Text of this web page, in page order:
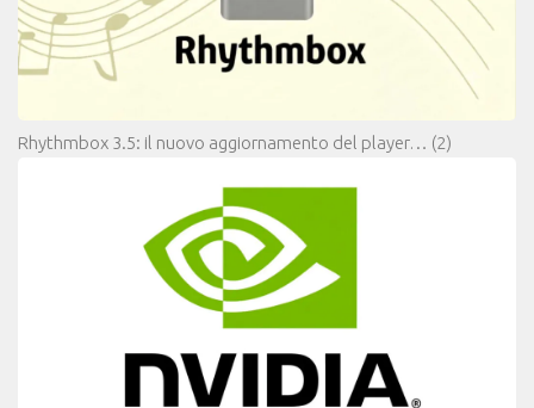
Rhythmbox 3.5: il nuovo aggiornamento del player… (2)